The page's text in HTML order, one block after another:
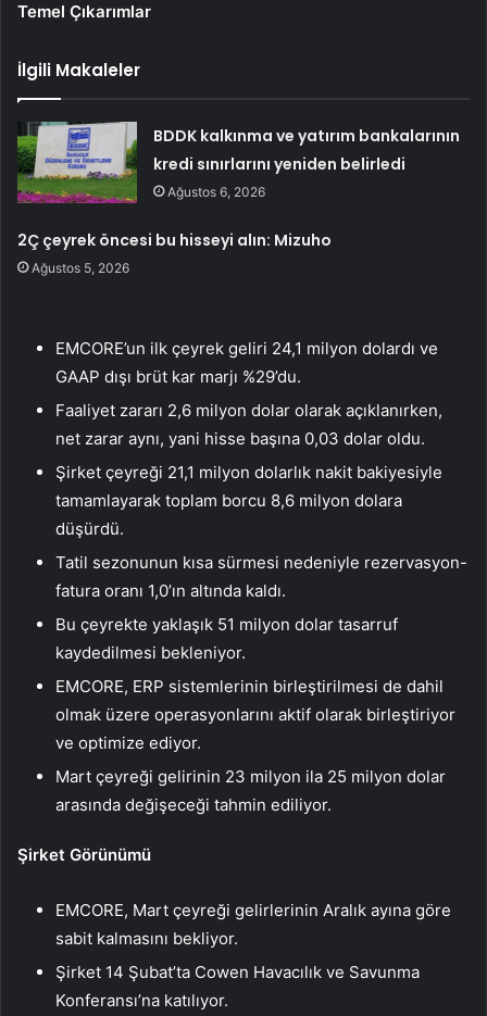
Temel Çıkarımlar
İlgili Makaleler
BDDK kalkınma ve yatırım bankalarının
kredi sınırlarını yeniden belirledi
Ağustos 6, 2026
2Ç çeyrek öncesi bu hisseyi alın: Mizuho
Ağustos 5, 2026
EMCORE’un ilk çeyrek geliri 24,1 milyon dolardı ve
GAAP dışı brüt kar marjı %29’du.
Faaliyet zararı 2,6 milyon dolar olarak açıklanırken,
net zarar aynı, yani hisse başına 0,03 dolar oldu.
Şirket çeyreği 21,1 milyon dolarlık nakit bakiyesiyle
tamamlayarak toplam borcu 8,6 milyon dolara
düşürdü.
Tatil sezonunun kısa sürmesi nedeniyle rezervasyon-
fatura oranı 1,0’ın altında kaldı.
Bu çeyrekte yaklaşık 51 milyon dolar tasarruf
kaydedilmesi bekleniyor.
EMCORE, ERP sistemlerinin birleştirilmesi de dahil
olmak üzere operasyonlarını aktif olarak birleştiriyor
ve optimize ediyor.
Mart çeyreği gelirinin 23 milyon ila 25 milyon dolar
arasında değişeceği tahmin ediliyor.
Şirket Görünümü
EMCORE, Mart çeyreği gelirlerinin Aralık ayına göre
sabit kalmasını bekliyor.
Şirket 14 Şubat’ta Cowen Havacılık ve Savunma
Konferansı’na katılıyor.